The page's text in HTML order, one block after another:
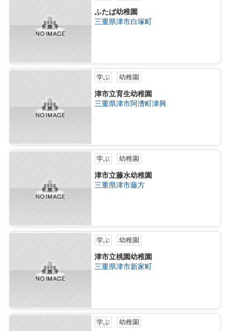
ふたば幼稚園
三重県津市白塚町
学ぶ 幼稚園
津市立育生幼稚園
三重県津市阿漕町津興
学ぶ 幼稚園
津市立藤水幼稚園
三重県津市藤方
学ぶ 幼稚園
津市立桃園幼稚園
三重県津市新家町
学ぶ 幼稚園